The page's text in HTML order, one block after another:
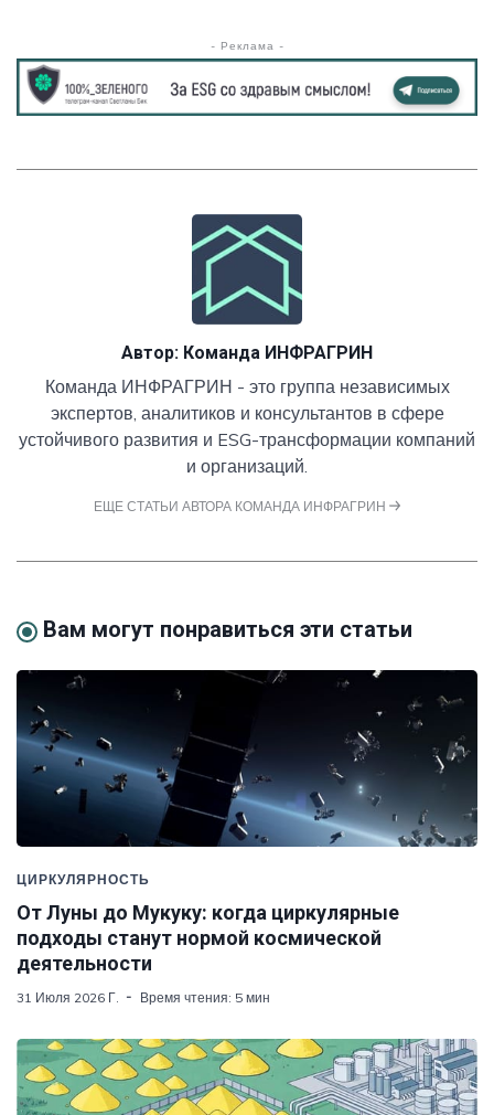
- Реклама -
Автор: Команда ИНФРАГРИН
Команда ИНФРАГРИН - это группа независимых
экспертов, аналитиков и консультантов в сфере
устойчивого развития и ESG-трансформации компаний
и организаций.
ЕЩЕ СТАТЬИ АВТОРА КОМАНДА ИНФРАГРИН
Вам могут понравиться эти статьи
ЦИРКУЛЯРНОСТЬ
От Луны до Мукуку: когда циркулярные
подходы станут нормой космической
деятельности
31 Июля 2026 Г. Время чтения: 5 мин